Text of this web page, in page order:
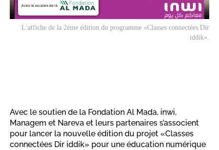
L'affiche de la 2ème édition du programme «Classes connectées Dir
iddik».
Avec le soutien de la Fondation Al Mada, inwi,
Managem et Nareva et leurs partenaires s’associent
pour lancer la nouvelle édition du projet «Classes
connectées Dir iddik» pour une éducation numérique